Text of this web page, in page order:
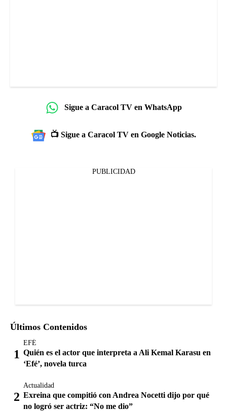
Sigue a Caracol TV en WhatsApp
📺 Sigue a Caracol TV en Google Noticias.
PUBLICIDAD
Últimos Contenidos
EFÉ
Quién es el actor que interpreta a Ali Kemal Karasu en
‘Efé’, novela turca
Actualidad
Exreina que compitió con Andrea Nocetti dijo por qué
no logró ser actriz: “No me dio”